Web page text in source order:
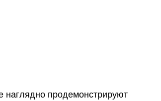
продемонстрируют